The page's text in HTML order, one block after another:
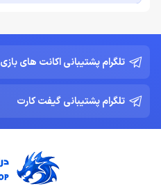
تلگرام پشتیبانی اکانت های بازی
تلگرام پشتیبانی گیفت کارت